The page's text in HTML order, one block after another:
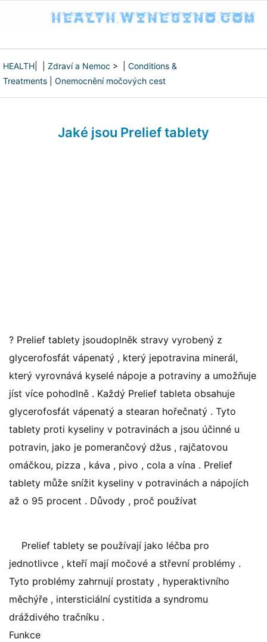
HEALTH Zdraví a Nemoc > | Conditions &
Treatments
Onemocnění močových cest
Jaké jsou Prelief tablety
? Prelief tablety jsoudoplněk stravy vyrobený z
glycerofosfát vápenatý , který jepotravina minerál,
který vyrovnává kyselé nápoje a potraviny a umožňuje
jíst více pohodlně . Každý Prelief tableta obsahuje
glycerofosfát vápenatý a stearan hořečnatý . Tyto
tablety proti kyseliny v potravinách a jsou účinné u
potravin, jako je pomerančový džus , rajčatovou
omáčkou, pizza , káva , pivo , cola a vína . Prelief
tablety může snížit kyseliny v potravinách a nápojích
až o 95 procent . Důvody , proč používat
Prelief tablety se používají jako léčba pro
jednotlivce , kteří mají močové a střevní problémy .
Tyto problémy zahrnují prostaty , hyperaktivního
měchýře , intersticiální cystitida a syndromu
dráždivého tračníku .
Funkce